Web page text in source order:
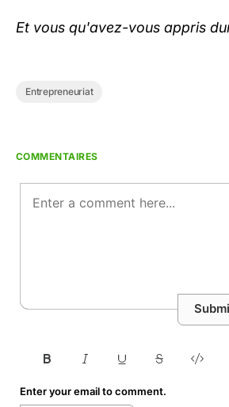
Et vous qu'avez-vous appris
Entrepreneuriat
COMMENTAIRES
Enter your email to comment.